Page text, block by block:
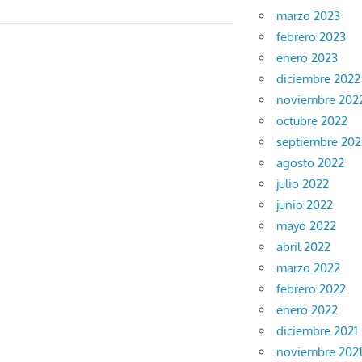
marzo 2023
febrero 2023
enero 2023
diciembre 2022
noviembre
octubre 2022
septiembre
agosto 2022
julio 2022
junio 2022
mayo 2022
abril 2022
marzo 2022
febrero 2022
enero 2022
diciembre 2021
noviembre